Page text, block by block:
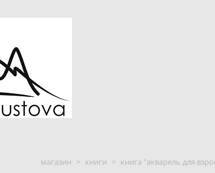
магазин > книги > книга "акварель для